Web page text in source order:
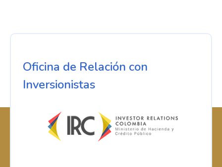
Oficina de Relación con
Inversionistas